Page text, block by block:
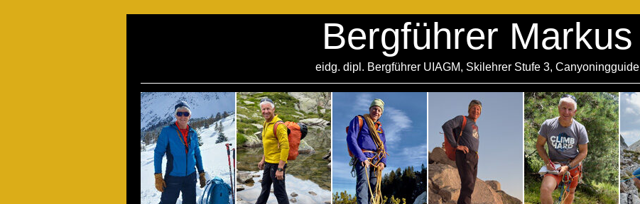
Bergführer Markus
eidg. dipl. Bergführer UIAGM, Skilehrer Stufe 3, Canyoningguide